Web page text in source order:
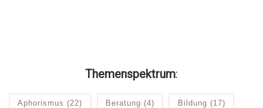
Themenspektrum:
Aphorismus (22) Beratung (4) Bildung (17)